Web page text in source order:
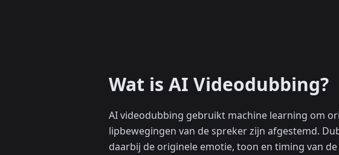
Wat is AI Videodubbing?
AI videodubbing gebruikt machine learning om
lipbewegingen van de spreker zijn afgestemd.
daarbij de originele emotie, toon en timing van